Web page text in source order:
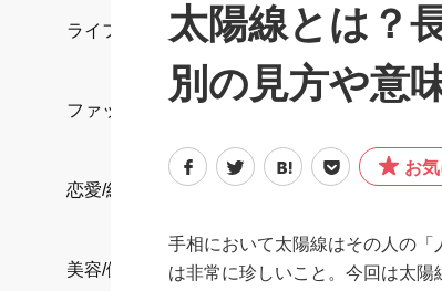
ライフスタイル
ファッション
恋愛/結婚/離婚
美容/健康
太陽線とは？
別の見方や意
お
手相において太陽線はその人の
は非常に珍しいこと。今回は太